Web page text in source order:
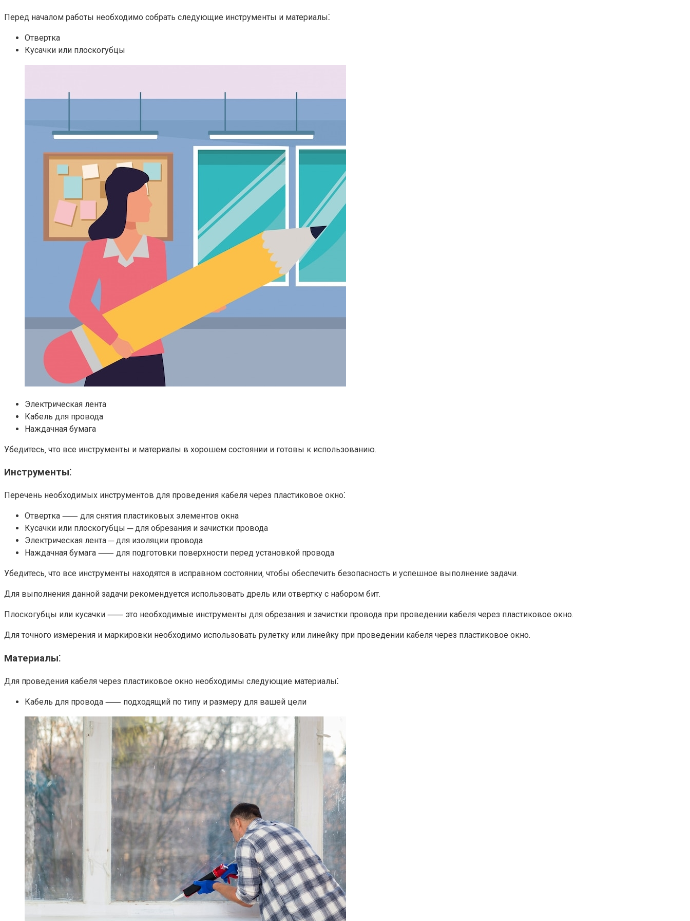
Перед началом работы необходимо собрать следующие инструменты и материалы⁚
Отвертка
Кусачки или плоскогубцы
Электрическая лента
Кабель для провода
Наждачная бумага
Убедитесь‚ что все инструменты и материалы в хорошем состоянии и готовы к использованию.​
Инструменты⁚
Перечень необходимых инструментов для проведения кабеля через пластиковое окно⁚
Отвертка ⸺ для снятия пластиковых элементов окна
Кусачки или плоскогубцы ─ для обрезания и зачистки провода
Электрическая лента ─ для изоляции провода
Наждачная бумага ⸺ для подготовки поверхности перед установкой провода
Убедитесь‚ что все инструменты находятся в исправном состоянии‚ чтобы обеспечить безопасность и успешное выполнение задачи.
Для выполнения данной задачи рекомендуется использовать дрель или отвертку с набором бит.​
Плоскогубцы или кусачки ⸺ это необходимые инструменты для обрезания и зачистки провода при проведении кабеля через пластиковое окно.​
Для точного измерения и маркировки необходимо использовать рулетку или линейку при проведении кабеля через пластиковое окно.​
Материалы⁚
Для проведения кабеля через пластиковое окно необходимы следующие материалы⁚
Кабель для провода ⸺ подходящий по типу и размеру для вашей цели